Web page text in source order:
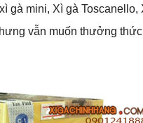
gà mini, Xì gà
vẫn muốn thưởng